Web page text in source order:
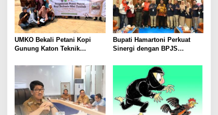
UMKO Bekali Petani Kopi
Gunung Katon Teknik
Jual Hasil Panen Meningkat
Bupati Hamartoni Perkuat
Sinergi dengan BPJS
Kesehatan Makin Cepat dan